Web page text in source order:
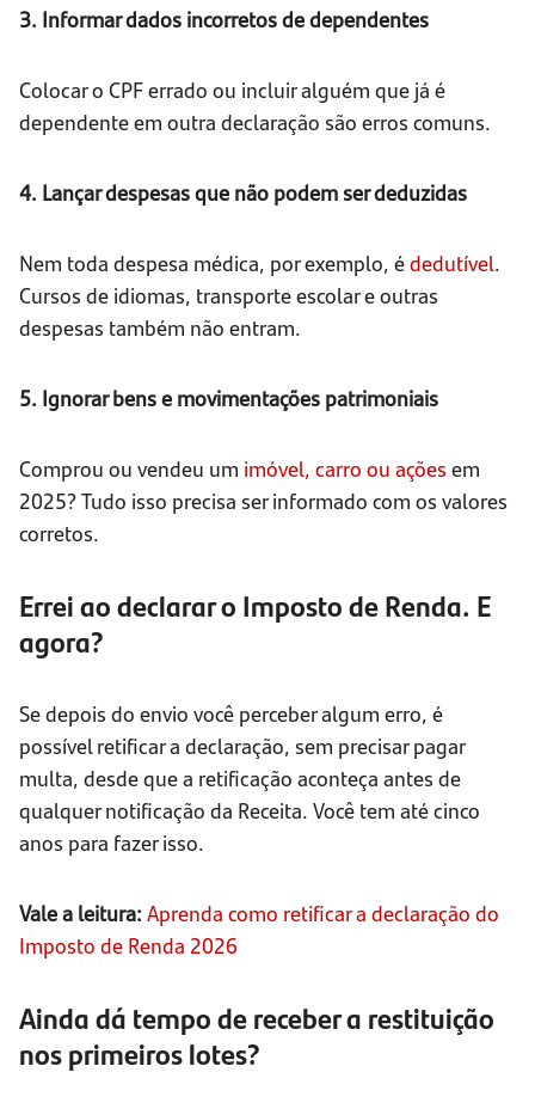
3. Informar dados incorretos de dependentes
Colocar o CPF errado ou incluir alguém que já é
dependente em outra declaração são erros comuns.
4. Lançar despesas que não podem ser deduzidas
Nem toda despesa médica, por exemplo, édedutível.
Cursos de idiomas, transporte escolar e outras
despesas também não entram.
5. Ignorar bens e movimentações patrimoniais
Comprou ou vendeu um imóvel, carro ou ações em
2025? Tudo isso precisa ser informado com os valores
corretos.
Errei ao declarar o Imposto de Renda. E
agora?
Se depois do envio você perceber algum erro, é
possível retificar a declaração, sem precisar pagar
multa, desde que a retificação aconteça antes de
qualquer notificação da Receita. Você tem até cinco
anos para fazer isso.
Vale a leitura: Aprenda como retificar a declaração do
Imposto de Renda 2026
Ainda dá tempo de receber a restituição
nos primeiros lotes?